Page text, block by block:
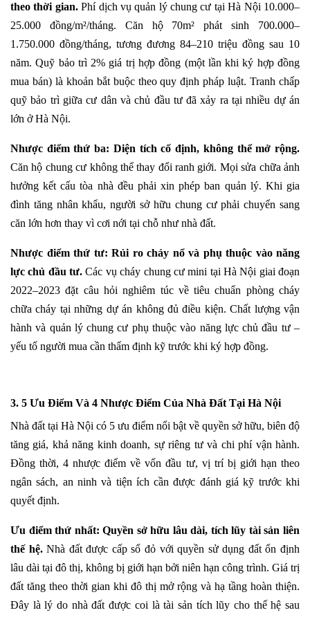
theo thời gian.Phí dịch vụ quản lý chung cư tại Hà Nội 10.000–
25.000 đồng/m²/tháng. Căn hộ 70m² phát sinh 700.000–
1.750.000 đồng/tháng, tương đương 84–210 triệu đồng sau 10
năm. Quỹ bảo trì 2% giá trị hợp đồng (một lần khi ký hợp đồng
mua bán) là khoản bắt buộc theo quy định pháp luật. Tranh chấp
quỹ bảo trì giữa cư dân và chủ đầu tư đã xảy ra tại nhiều dự án
lớn ở Hà Nội.
Nhược điểm thứ ba: Diện tích cố định, không thể mở rộng.
Căn hộ chung cư không thể thay đổi ranh giới. Mọi sửa chữa ảnh
hưởng kết cấu tòa nhà đều phải xin phép ban quản lý. Khi gia
đình tăng nhân khẩu, người sở hữu chung cư phải chuyển sang
căn lớn hơn thay vì cơi nới tại chỗ như nhà đất.
Nhược điểm thứ tư: Rủi ro cháy nổ và phụ thuộc vào năng
lực chủ đầu tư. Các vụ cháy chung cư mini tại Hà Nội giai đoạn
2022–2023 đặt câu hỏi nghiêm túc về tiêu chuẩn phòng cháy
chữa cháy tại những dự án không đủ điều kiện. Chất lượng vận
hành và quản lý chung cư phụ thuộc vào năng lực chủ đầu tư –
yếu tố người mua cần thẩm định kỹ trước khi ký hợp đồng.
3. 5 Ưu Điểm Và 4 Nhược Điểm Của Nhà Đất Tại Hà Nội
Nhà đất tại Hà Nội có 5 ưu điểm nổi bật về quyền sở hữu, biên độ
tăng giá, khả năng kinh doanh, sự riêng tư và chi phí vận hành.
Đồng thời, 4 nhược điểm về vốn đầu tư, vị trí bị giới hạn theo
ngân sách, an ninh và tiện ích cần được đánh giá kỹ trước khi
quyết định.
Ưu điểm thứ nhất: Quyền sở hữu lâu dài, tích lũy tài sản liên
thế hệ.Nhà đất được cấp sổ đỏ với quyền sử dụng đất ổn định
lâu dài tại đô thị, không bị giới hạn bởi niên hạn công trình. Giá trị
đất tăng theo thời gian khi đô thị mở rộng và hạ tầng hoàn thiện.
Đây là lý do nhà đất được coi là tài sản tích lũy cho thế hệ sau